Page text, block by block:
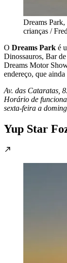
Dreams Park,
crianças /
O Dreams Park é
Dinossauros, Bar
Dreams Motor
endereço, que
Av. das Cataratas,
Horário de
sexta-feira a
Yup Star